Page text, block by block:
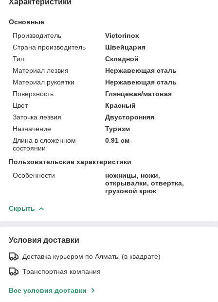
Основные
Производитель
Victorinox
Страна производитель
Швейцария
Тип
Складной
Материал лезвия
Нержавеющая сталь
Материал рукоятки
Нержавеющая сталь
Поверхность
Глянцевая/матовая
Цвет
Красный
Заточка лезвия
Двусторонняя
Назначение
Туризм
Длина в сложенном
состоянии
0.91 см
Пользовательские характеристики
Особенности
ножницы, ножи,
открывалки, отвертка,
грузовой крюк
Скрыть
Условия доставки
Доставка курьером по Алматы (в квадрате)
Транспортная компания
Все условия доставки